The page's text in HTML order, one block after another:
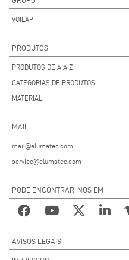
VOILÀP
PRODUTOS
PRODUTOS DE A A Z
CATEGORIAS DE PRODUTOS
MATERIAL
MAIL
mail@elumatec.com
service@elumatec.com
PODE ENCONTRAR-NOS EM
AVISOS LEGAIS